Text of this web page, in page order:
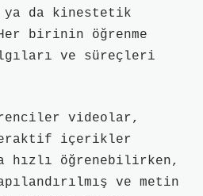
da kinestetik
birinin öğrenme
ve süreçleri
videolar,
içerikler
hızlı öğrenebilirken,
ve metin